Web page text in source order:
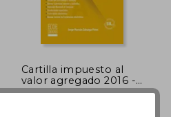
Cartilla impuesto al
valor agregado 2016 -
2da edición
Jorge Hernán Zuluaga